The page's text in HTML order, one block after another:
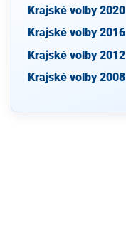
Krajské volby 2020
Krajské volby 2016
Krajské volby 2012
Krajské volby 2008